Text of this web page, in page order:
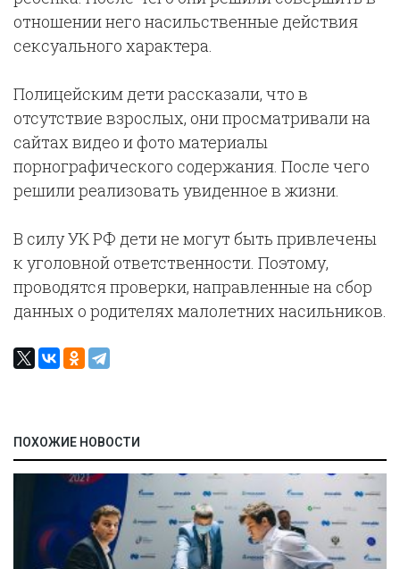
отношении него насильственные действия
сексуального характера.
Полицейским дети рассказали, что в
отсутствие взрослых, они просматривали на
сайтах видео и фото материалы
порнографического содержания. После чего
решили реализовать увиденное в жизни.
В силу УК РФ дети не могут быть привлечены
к уголовной ответственности. Поэтому,
проводятся проверки, направленные на сбор
данных о родителях малолетних насильников.
ПОХОЖИЕ НОВОСТИ